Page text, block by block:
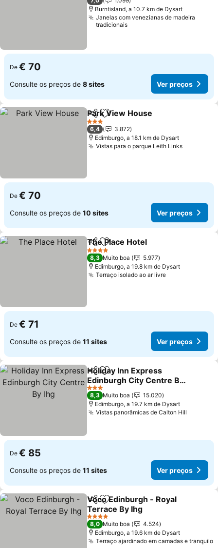
Burntisland, a 10.7 km de Dysart
Janelas com venezianas de madeira
tradicionais
De € 70
Consulte os preços de 8 sites Ver preços
PartilharAdicionar aos favoritos
Park View House
3 Estrelas
6,4
3.872
Edimburgo, a 18.1 km de Dysart
Vistas para o parque Leith LinksVer
De € 70
Consulte os preços de 10 sites Ver preços
PartilharAdicionar aos favoritos
The Place Hotel
4 Estrelas
8,3 Muito boa
5.977
Edimburgo, a 19.8 km de Dysart
Terraço isolado ao ar livreVer preços
De € 71
Consulte os preços de 11 sites Ver preços
PartilharAdicionar aos favoritos
Holiday Inn Express
Edinburgh City Centre By
Ihg
Ver preços
3 Estrelas
8,3 Muito boa
15.020
Edimburgo, a 19.7 km de Dysart
Vistas panorâmicas de Calton Hill
De € 85
Consulte os preços de 11 sites Ver preços
PartilharAdicionar aos favoritos
Voco Edinburgh - Royal
Terrace By Ihg
Ver preços
4 Estrelas
8,0 Muito boa
4.524
Edimburgo, a 19.6 km de Dysart
Terraço ajardinado em camadas e tranquilo